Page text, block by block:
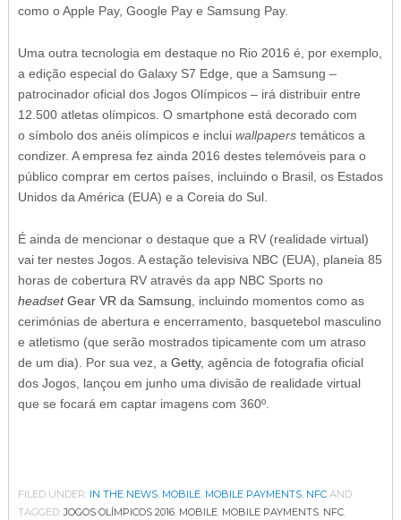
como o Apple Pay, Google Pay e Samsung Pay.
Uma outra tecnologia em destaque no Rio 2016 é, por exemplo,
a edição especial do Galaxy S7 Edge, que a Samsung –
patrocinador oficial dos Jogos Olímpicos – irá distribuir entre
12.500 atletas olímpicos. O smartphone está decorado com
o símbolo dos anéis olímpicos e inclui wallpapers temáticos a
condizer. A empresa fez ainda 2016 destes telemóveis para o
público comprar em certos países, incluindo o Brasil, os Estados
Unidos da América (EUA) e a Coreia do Sul.
É ainda de mencionar o destaque que a RV (realidade virtual)
vai ter nestes Jogos. A estação televisiva NBC (EUA), planeia 85
horas de cobertura RV através da app NBC Sports no
headsetGear VR da Samsung, incluindo momentos como as
cerimónias de abertura e encerramento, basquetebol masculino
e atletismo (que serão mostrados tipicamente com um atraso
de um dia). Por sua vez, a Getty, agência de fotografia oficial
dos Jogos, lançou em junho uma divisão de realidade virtual
que se focará em captar imagens com 360º.
FILED UNDER: IN THE NEWS, MOBILE, MOBILE PAYMENTS, NFC AND
TAGGED:JOGOS OLÍMPICOS 2016, MOBILE, MOBILE PAYMENTS, NFC,